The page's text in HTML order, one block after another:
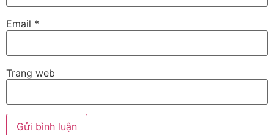
Email *
Trang web